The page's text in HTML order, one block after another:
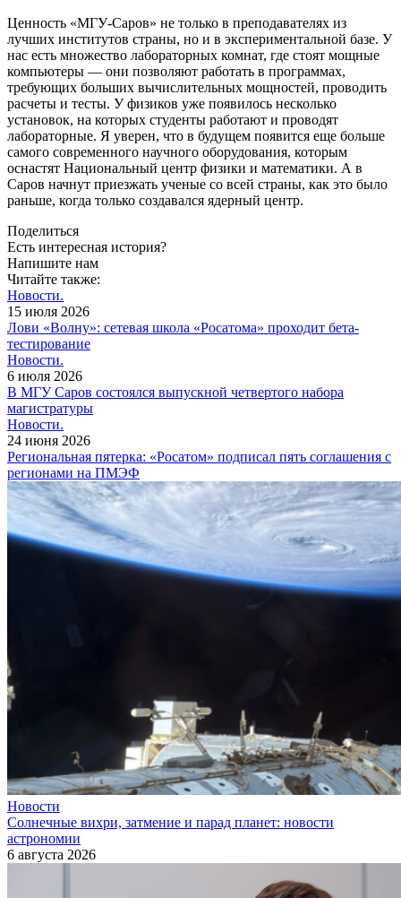
Ценность «МГУ-Саров» не только в преподавателях из
лучших институтов страны, но и в экспериментальной базе. У
нас есть множество лабораторных комнат, где стоят мощные
компьютеры — они позволяют работать в программах,
требующих больших вычислительных мощностей, проводить
расчеты и тесты. У физиков уже появилось несколько
установок, на которых студенты работают и проводят
лабораторные. Я уверен, что в будущем появится еще больше
самого современного научного оборудования, которым
оснастят Национальный центр физики и математики. А в
Саров начнут приезжать ученые со всей страны, как это было
раньше, когда только создавался ядерный центр.
Поделиться
Есть интересная история?
Напишите нам
Читайте также:
Новости.
15 июля 2026
Лови «Волну»: сетевая школа «Росатома» проходит бета-
тестирование
Новости.
6 июля 2026
В МГУ Саров состоялся выпускной четвертого набора
магистратуры
Новости.
24 июня 2026
Региональная пятерка: «Росатом» подписал пять соглашения с
регионами на ПМЭФ
Новости
Солнечные вихри, затмение и парад планет: новости
астрономии
6 августа 2026